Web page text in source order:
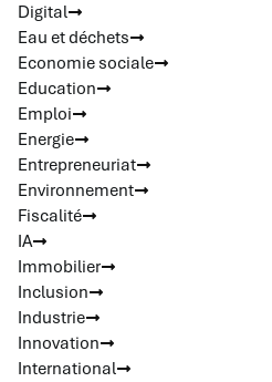
Digital
Eau et déchets
Economie sociale
Education
Emploi
Energie
Entrepreneuriat
Environnement
Fiscalité
IA
Immobilier
Inclusion
Industrie
Innovation
International